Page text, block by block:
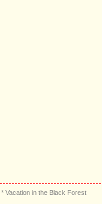
* Vacation in the Black Forest